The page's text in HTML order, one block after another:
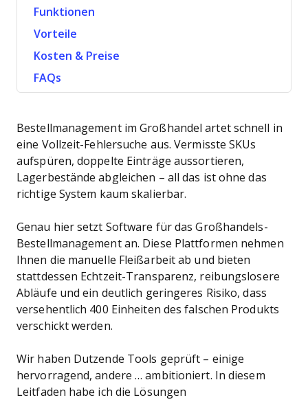
Funktionen
Vorteile
Kosten & Preise
FAQs
Bestellmanagement im Großhandel artet schnell in
eine Vollzeit-Fehlersuche aus. Vermisste SKUs
aufspüren, doppelte Einträge aussortieren,
Lagerbestände abgleichen – all das ist ohne das
richtige System kaum skalierbar.
Genau hier setzt Software für das Großhandels-
Bestellmanagement an. Diese Plattformen nehmen
Ihnen die manuelle Fleißarbeit ab und bieten
stattdessen Echtzeit-Transparenz, reibungslosere
Abläufe und ein deutlich geringeres Risiko, dass
versehentlich 400 Einheiten des falschen Produkts
verschickt werden.
Wir haben Dutzende Tools geprüft – einige
hervorragend, andere … ambitioniert. In diesem
Leitfaden habe ich die Lösungen